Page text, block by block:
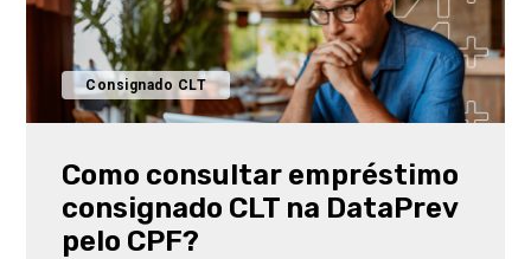
Consignado CLT
Como consultar empréstimo
consignado CLT na DataPrev
pelo CPF?